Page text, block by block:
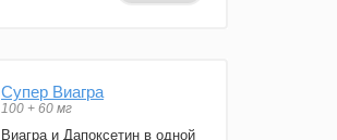
Супер Виагра
100 + 60 мг
Виагра и Дапоксетин в одной